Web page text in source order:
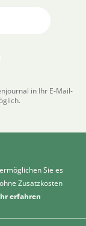
in Ihr E-Mail-
Sie es
Zusatzkosten
erfahren